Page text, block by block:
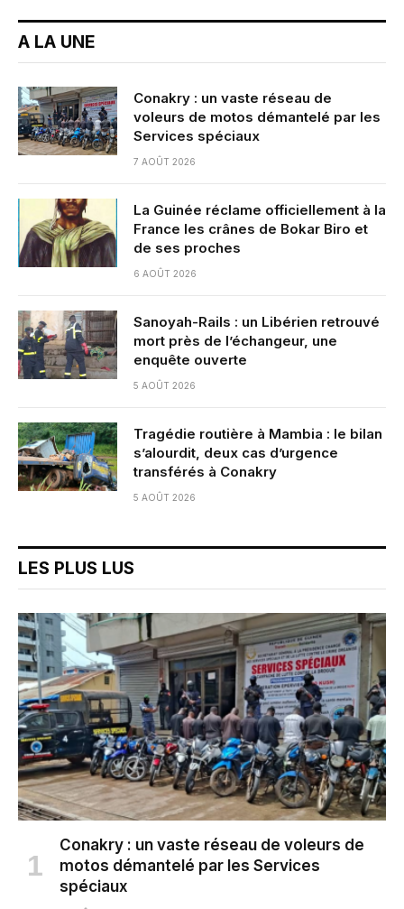
A LA UNE
Conakry : un vaste réseau de
voleurs de motos démantelé par les
Services spéciaux
7 AOÛT 2026
La Guinée réclame officiellement à la
France les crânes de Bokar Biro et
de ses proches
6 AOÛT 2026
Sanoyah-Rails : un Libérien retrouvé
mort près de l’échangeur, une
enquête ouverte
5 AOÛT 2026
Tragédie routière à Mambia : le bilan
s’alourdit, deux cas d’urgence
transférés à Conakry
5 AOÛT 2026
LES PLUS LUS
Conakry : un vaste réseau de voleurs de
motos démantelé par les Services
spéciaux